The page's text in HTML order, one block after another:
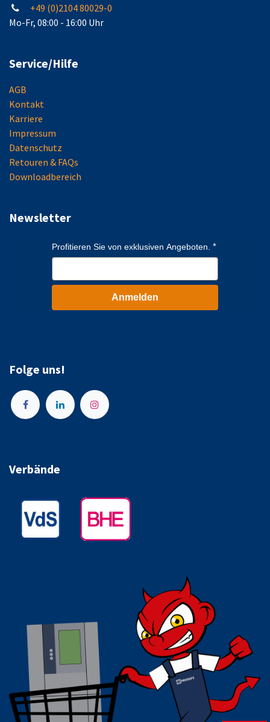
+49 (0)2104 80029-0
Mo-Fr, 08:00 - 16:00 Uhr
Service/Hilfe
AGB
Kontakt
Karriere
Impressum
Datenschutz
Retouren & FAQs
Downloadbereich
Newsletter
Profitieren Sie von exklusiven Angeboten.
Anmelden
Folge uns!
Verbände